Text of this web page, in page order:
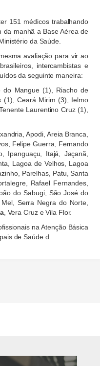
151 médicos trabalhando
da manhã a Base Aérea de
da Saúde.
avaliação para vir ao
intercambistas e
da seguinte maneira:
do Mangue (1), Riacho de
(1), Ceará Mirim (3), Ielmo
Laurentino Cruz (1),
Apodi, Areia Branca,
Felipe Guerra, Fernando
Ipanguaçu, Itajá, Jaçanã,
Lagoa de Velhos, Lagoa
Parelhas, Patu, Santa
Rafael Fernandes,
do Sabugi, São José do
Serra Negra do Norte,
, Vera Cruz e Vila Flor.
na Atenção Básica
de Saúde d